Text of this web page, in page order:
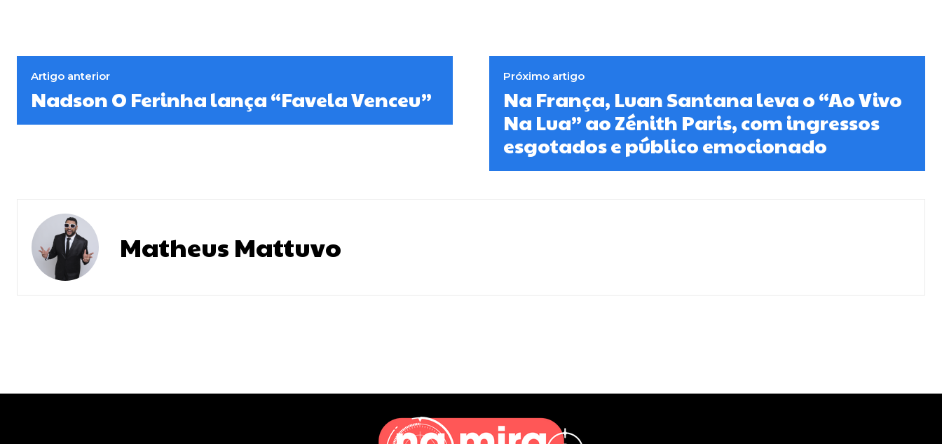
Artigo anterior
Nadson O Ferinha lança “Favela Venceu”
Próximo artigo
Na França, Luan Santana leva o “Ao Vivo
Na Lua” ao Zénith Paris, com ingressos
esgotados e público emocionado
Matheus Mattuvo